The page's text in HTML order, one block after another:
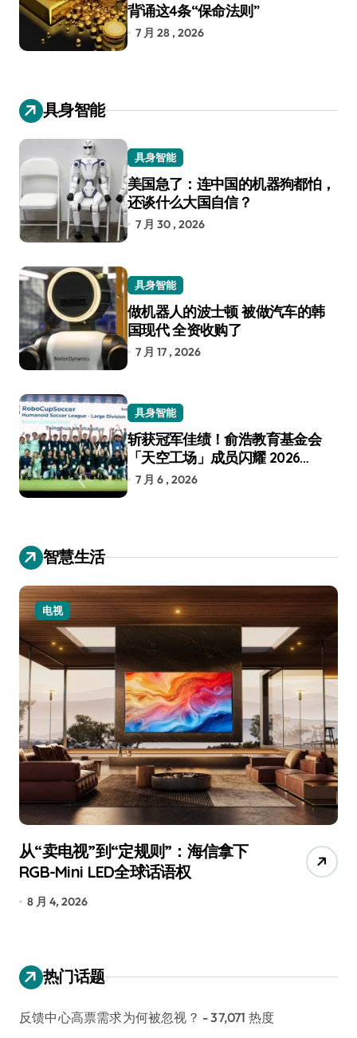
背诵这4条“保命法则”
7 月 28 , 2026
具身智能
具身智能
美国急了：连中国的机器狗都怕，
还谈什么大国自信？
7 月 30 , 2026
具身智能
做机器人的波士顿 被做汽车的韩
国现代 全资收购了
7 月 17 , 2026
具身智能
斩获冠军佳绩！俞浩教育基金会
「天空工场」成员闪耀 2026
RoboCup 机器人世界杯
7 月 6 , 2026
智慧生活
电视
从“卖电视”到“定规则”：海信拿下
RGB-Mini LED全球话语权
8 月 4, 2026
热门话题
反馈中心高票需求为何被忽视？ - 37,071 热度